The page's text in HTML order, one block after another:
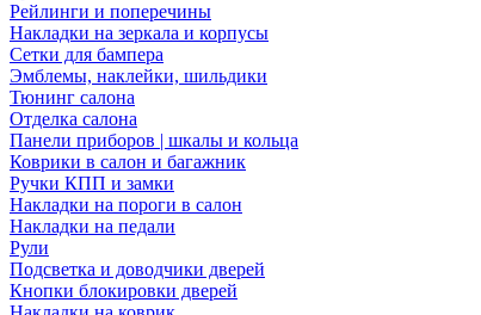
Рейлинги и поперечины
Накладки на зеркала и корпусы
Сетки для бампера
Эмблемы, наклейки, шильдики
Тюнинг салона
Отделка салона
Панели приборов | шкалы и кольца
Коврики в салон и багажник
Ручки КПП и замки
Накладки на пороги в салон
Накладки на педали
Рули
Подсветка и доводчики дверей
Кнопки блокировки дверей